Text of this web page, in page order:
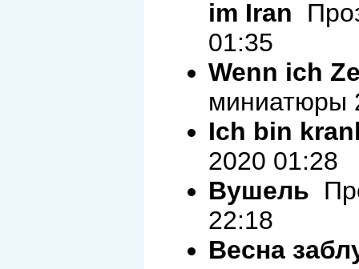
im Iran
01:35
Wenn ich
миниатюры
Ich bin
2020 01:28
Вушель
22:18
Весна